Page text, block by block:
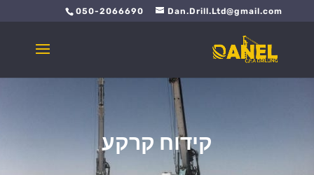
050-2066690 Dan.Drill.Ltd@gmail.com
קידוח קרקע